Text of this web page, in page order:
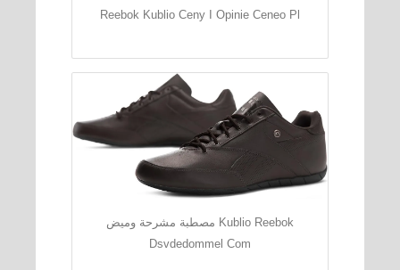
Reebok Kublio Ceny I Opinie Ceneo Pl
مصطبة مشرحة وميض Kublio Reebok
Dsvdedommel Com